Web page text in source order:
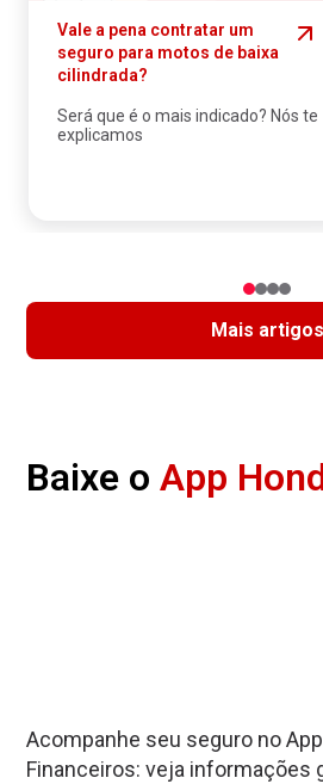
Vale a pena contratar um
seguro para motos de baixa
cilindrada?
SVG
Será que é o mais indicado? Nós te
explicamos
Mais artigos
Baixe oApp
Acompanhe seu seguro no
Financeiros: veja informações